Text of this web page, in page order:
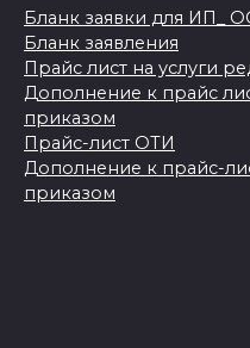
Бланк заявки для ИП_
Бланк заявления
Прайс лист на услуги
Дополнение к прайс
приказом
Прайс-лист ОТИ
Дополнение к прайс-
приказом